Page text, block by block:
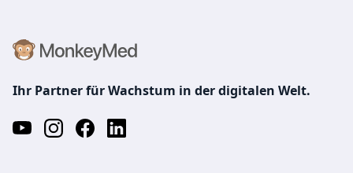
Ihr Partner für Wachstum in der digitalen Welt.